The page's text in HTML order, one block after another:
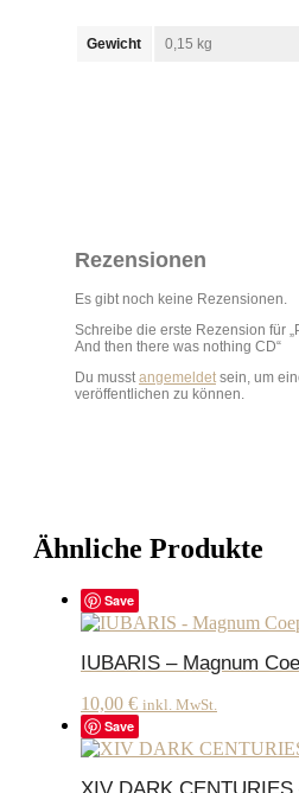
Gewicht 0,15 kg
Rezensionen
Es gibt noch keine Rezensionen.
Schreibe die erste Rezension für
And then there was nothing CD“
Du musst angemeldet sein, um
veröffentlichen zu können.
Ähnliche Produkte
Save
IUBARIS – Magnum
10,00 € inkl. MwSt.
Save